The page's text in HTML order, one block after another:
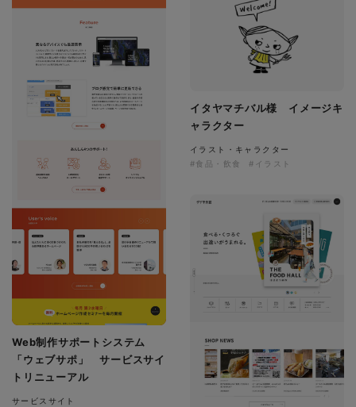
Web制作サポートシステム
「ウェブサポ」 サービスサイ
トリニューアル
サービスサイト
イタヤマチバル様 イメージキ
ャラクター
イラスト・キャラクター
#食品・飲食
#イラスト